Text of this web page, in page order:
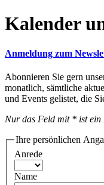
Kalender
Anmeldung zum
Abonnieren Sie gern
monatlich, sämtliche
und Events gelistet, die
Nur das Feld mit * ist ein
Ihre persönlichen
Anrede
Name